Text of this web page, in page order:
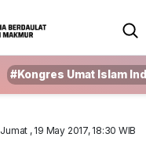
#Kongres Umat Islam
Jumat , 19 May 2017, 18:30 WIB